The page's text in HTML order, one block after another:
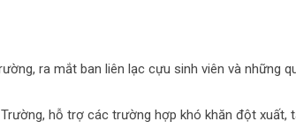
ra mắt ban liên lạc cựu sinh viên và những
hỗ trợ các trường hợp khó khăn đột